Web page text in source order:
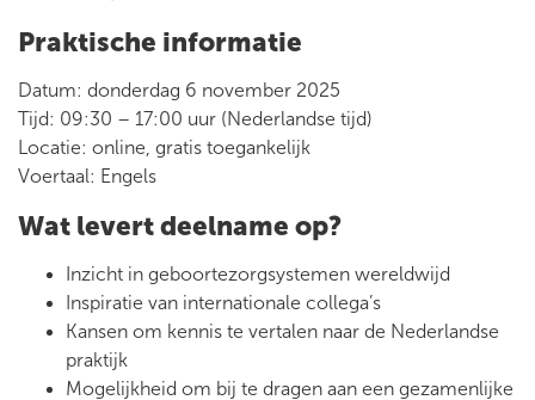
Praktische informatie
Datum: donderdag 6 november 2025
Tijd: 09:30 – 17:00 uur (Nederlandse tijd)
Locatie: online, gratis toegankelijk
Voertaal: Engels
Wat levert deelname op?
Inzicht in geboortezorgsystemen wereldwijd
Inspiratie van internationale collega’s
Kansen om kennis te vertalen naar de Nederlandse
praktijk
Mogelijkheid om bij te dragen aan een gezamenlijke